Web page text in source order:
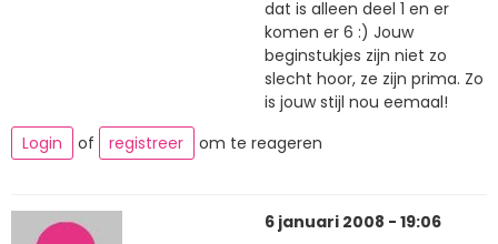
dat is alleen deel 1 en er
komen er 6 :) Jouw
beginstukjes zijn niet zo
slecht hoor, ze zijn prima. Zo
is jouw stijl nou eemaal!
Login
of registreer om te reageren
6 januari 2008 - 19:06